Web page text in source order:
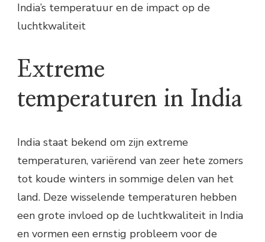
India’s temperatuur en de impact op de
luchtkwaliteit
Extreme
temperaturen in India
India staat bekend om zijn extreme
temperaturen, variërend van zeer hete zomers
tot koude winters in sommige delen van het
land. Deze wisselende temperaturen hebben
een grote invloed op de luchtkwaliteit in India
en vormen een ernstig probleem voor de